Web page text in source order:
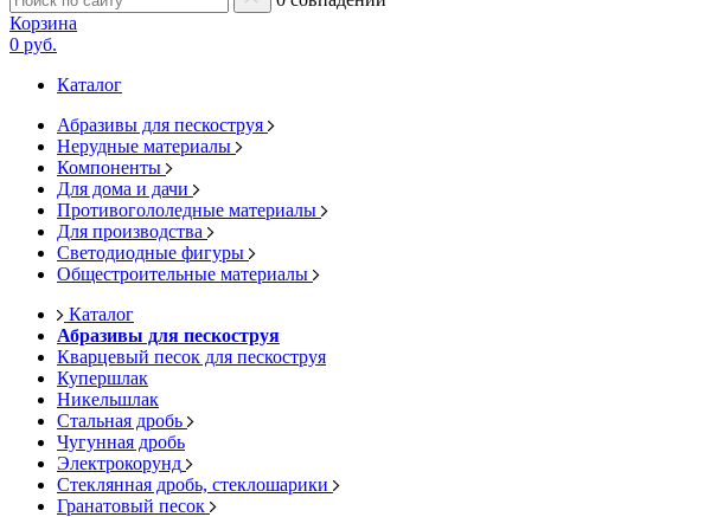
Корзина
0 руб.
Каталог
Абразивы для пескоструя
Нерудные материалы
Компоненты
Для дома и дачи
Противогололедные материалы
Для производства
Светодиодные фигуры
Общестроительные материалы
Каталог
Абразивы для пескоструя
Кварцевый песок для пескоструя
Купершлак
Никельшлак
Стальная дробь
Чугунная дробь
Электрокорунд
Стеклянная дробь, стеклошарики
Гранатовый песок